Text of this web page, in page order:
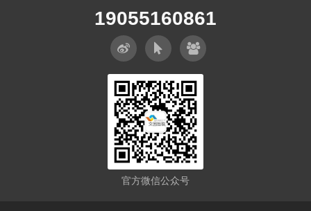
19055160861
官方微信公众号